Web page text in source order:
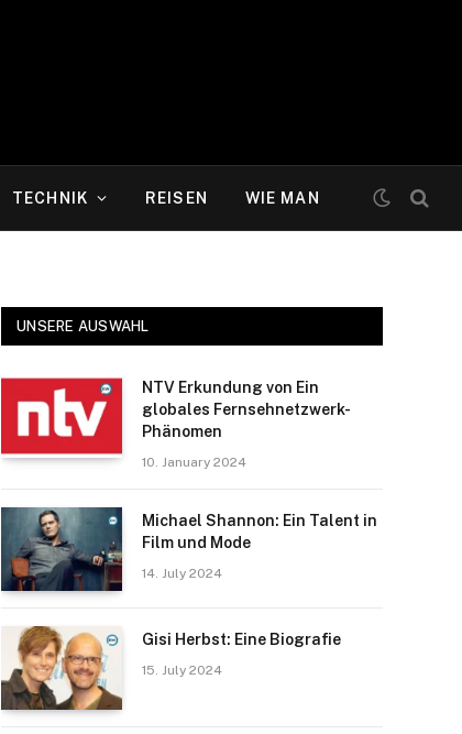
TECHNIK REISEN WIE MAN
UNSERE AUSWAHL
NTV Erkundung von Ein
globales Fernsehnetzwerk-
Phänomen
10. January 2024
Michael Shannon: Ein Talent in
Film und Mode
14. July 2024
Gisi Herbst: Eine Biografie
15. July 2024